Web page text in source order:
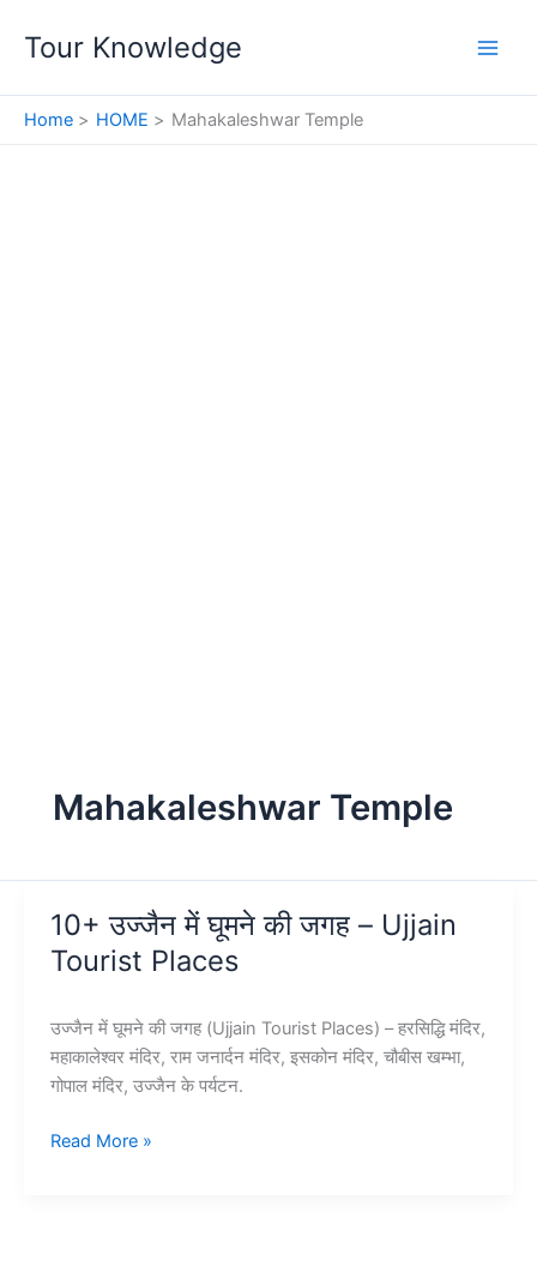
Tour Knowledge
Home HOME Mahakaleshwar Temple
Mahakaleshwar Temple
10+ उज्जैन में घूमने की जगह – Ujjain
Tourist Places
उज्जैन में घूमने की जगह (Ujjain Tourist Places) – हरसिद्धि मंदिर,
महाकालेश्वर मंदिर, राम जनार्दन मंदिर, इसकोन मंदिर, चौबीस खम्भा,
गोपाल मंदिर, उज्जैन के पर्यटन.
10+
Read More »